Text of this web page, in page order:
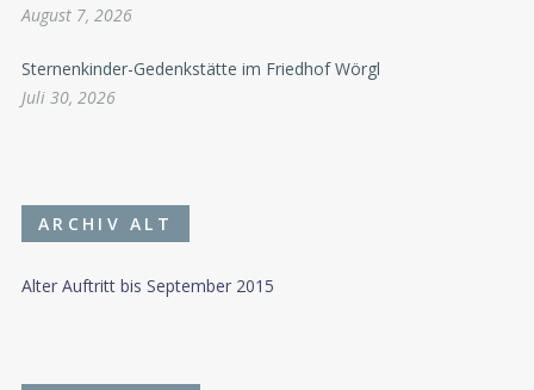
August 7, 2026
Sternenkinder-Gedenkstätte im Friedhof Wörgl
Juli 30, 2026
ARCHIV ALT
Alter Auftritt bis September 2015